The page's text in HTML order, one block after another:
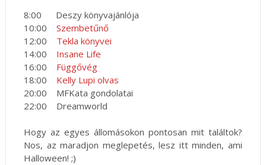
8:00 Deszy könyvajánlója
10:00 Szembetűnő
12:00 Tekla könyvei
14:00 Insane Life
16:00 Függővég
18:00 Kelly Lupi olvas
20:00 MFKata gondolatai
22:00 Dreamworld
Hogy az egyes állomásokon pontosan mit találtok?
Nos, az maradjon meglepetés, lesz itt minden, ami
Halloween! ;)